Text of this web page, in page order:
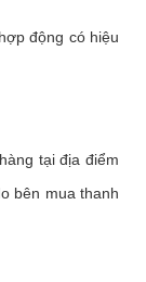
động có hiệu
tại địa điểm
bên mua thanh